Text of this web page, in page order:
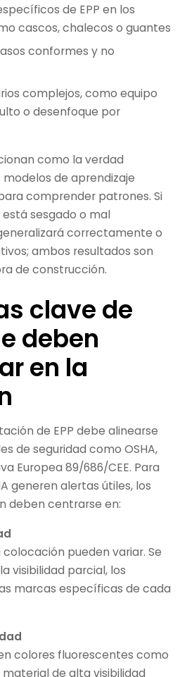
de EPP en los
cascos, chalecos o guantes
conformes y no
complejos, como equipo
o desenfoque por
como la verdad
de aprendizaje
comprender patrones. Si
sesgado o mal
correctamente o
ambos resultados son
de construcción.
clave de
deben
en la
de EPP debe alinearse
de seguridad como OSHA,
Europea 89/686/CEE. Para
generen alertas útiles, los
deben centrarse en:
pueden variar. Se
visibilidad parcial, los
marcas específicas de cada
colores fluorescentes como
material de alta visibilidad